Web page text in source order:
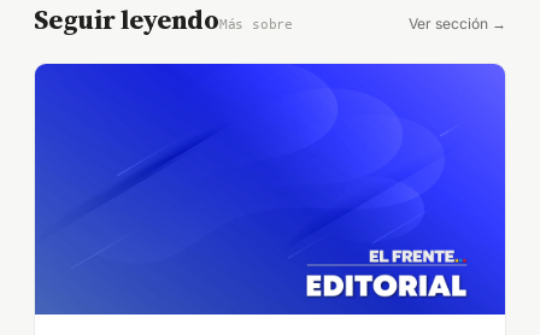
Seguir leyendoMás sobre Ver sección →